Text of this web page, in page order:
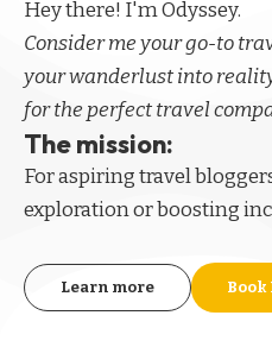
Hey there! I'm Odyssey.
Consider me your go-to
your wanderlust into
for the perfect travel
The mission:
For aspiringtravel
exploration or boosting
Learn more Book